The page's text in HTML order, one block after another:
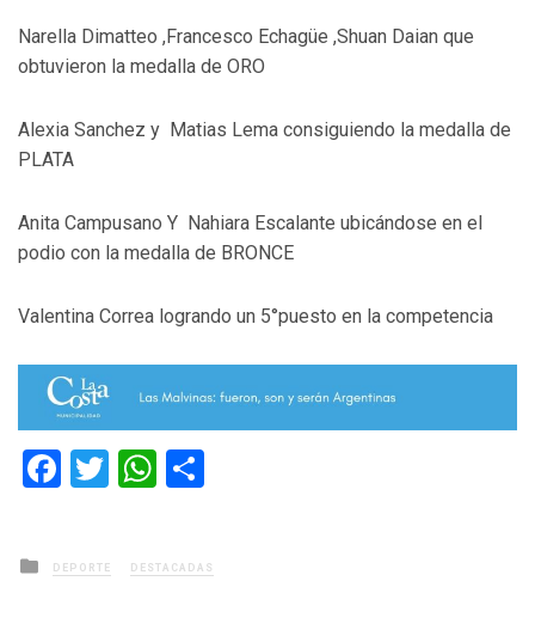
Narella Dimatteo ,Francesco Echagüe ,Shuan Daian que
obtuvieron la medalla de ORO
Alexia Sanchez y Matias Lema consiguiendo la medalla de
PLATA
Anita Campusano Y Nahiara Escalante ubicándose en el
podio con la medalla de BRONCE
Valentina Correa logrando un 5°puesto en la competencia
Facebook
TwitterWhatsApp
Posted
in
DEPORTE DESTACADAS